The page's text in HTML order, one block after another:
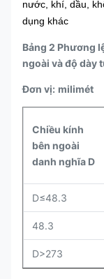
nước, khí, dầu,
dụng khác
Bảng 2 Phương
ngoài và độ dày
Đơn vị: milimét
Chiều kính
bên ngoài
danh nghĩa D
D≤48.3
48.3
D>273